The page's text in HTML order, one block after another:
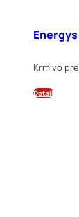
Krmivo
Detail